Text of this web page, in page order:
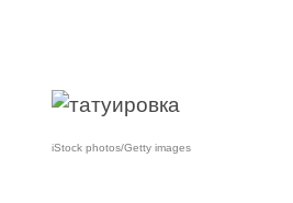
iStock photos/Getty images